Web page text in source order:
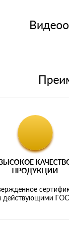
банковским картам
ПРОДУКЦИИ
действующими